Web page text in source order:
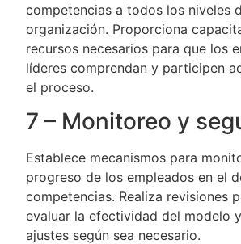
competencias a todos los niveles
organización. Proporciona
recursos necesarios para que los
líderes comprendan y participen
el proceso.
7 – Monitoreo y
Establece mecanismos para
progreso de los empleados en el
competencias. Realiza revisiones
evaluar la efectividad del modelo
ajustes según sea necesario.